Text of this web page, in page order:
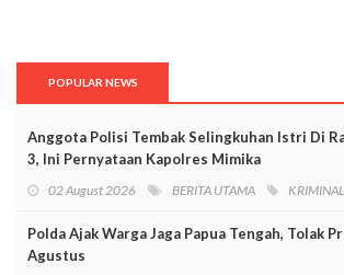
POPULAR NEWS
Anggota Polisi Tembak Selingkuhan Istri Di
3, Ini Pernyataan Kapolres Mimika
02 August 2026 BERITA UTAMA KRIMINAL
Polda Ajak Warga Jaga Papua Tengah, Tolak
Agustus